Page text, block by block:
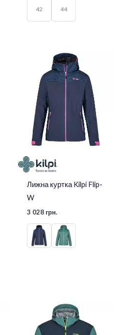
42 44
Лижна куртка Kilpi Flip-
W
3 028 грн.